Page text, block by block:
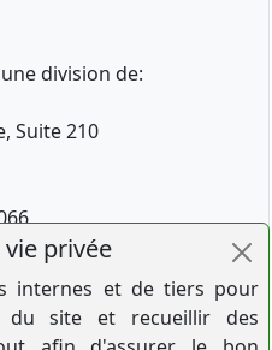
division de:
Suite 210
GRATUIT
privée
internes et de tiers pour
du site et recueillir des